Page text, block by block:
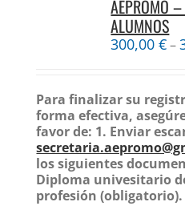
AEPROMO
ALUMNOS
300,00€–
Para finalizar su
forma efectiva,
favor de: 1. Enviar
los siguientes
Diploma univesitario
profesión